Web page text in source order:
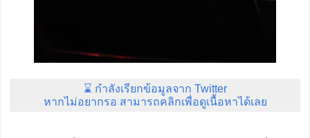
⌛ กำลังเรียกข้อมูลจาก Twitter
หากไม่อยากรอ สามารถคลิกเพื่อดูเนื้อหาได้เลย